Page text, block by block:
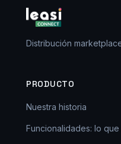
Distribución
PRODUCTO
Nuestra historia
Funcionalidades: lo